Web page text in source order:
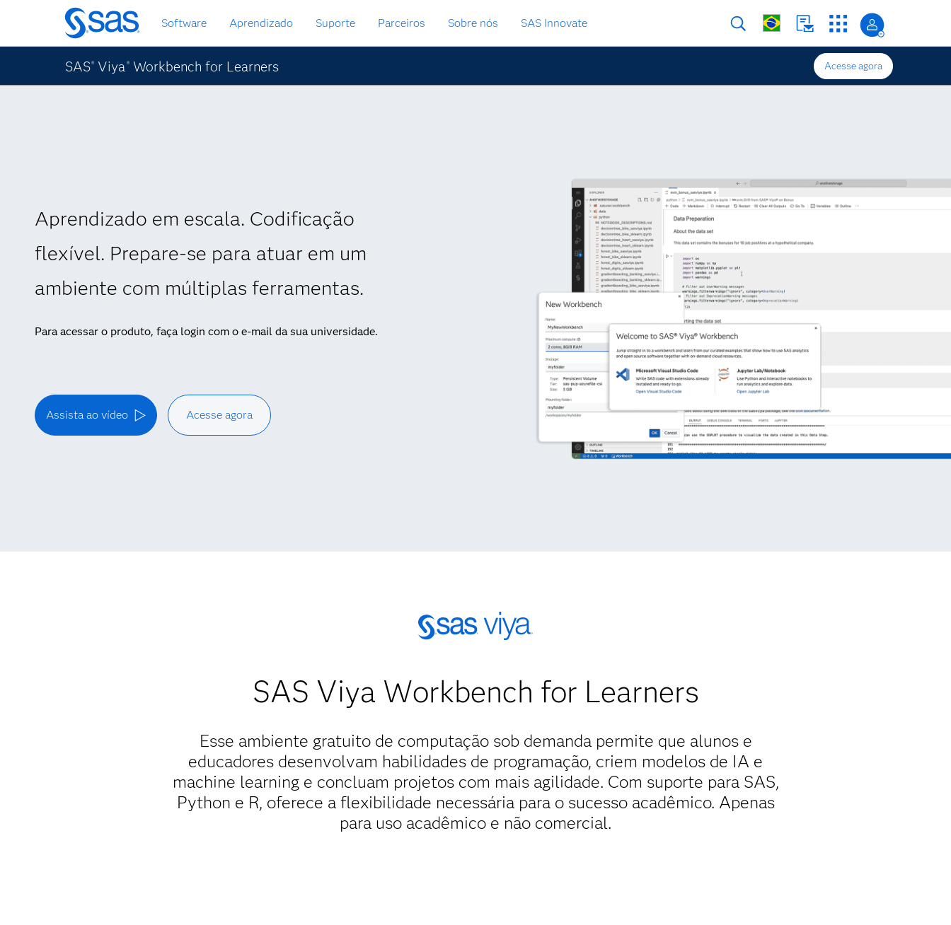
Pular
para
conteúdo
principal
Software Aprendizado Suporte Parceiros Sobre nós SAS Innovate
SAS® Viya®Workbench for Learners Acesse agora
Aprendizado em escala. Codificação
flexível. Prepare-se para atuar em um
ambiente com múltiplas ferramentas.
Para acessar o produto, faça login com o e-mail da sua universidade.
Assista ao vídeo Acesse agora
SAS Viya Workbench for Learners
Esse ambiente gratuito de computação sob demanda permite que alunos e
educadores desenvolvam habilidades de programação, criem modelos de IA e
machine learning e concluam projetos com mais agilidade. Com suporte para SAS,
Python e R, oferece a flexibilidade necessária para o sucesso acadêmico. Apenas
para uso acadêmico e não comercial.